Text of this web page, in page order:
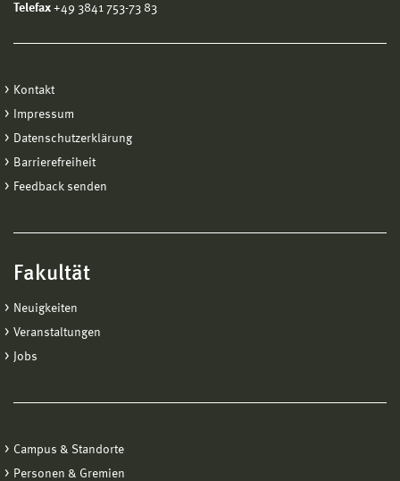
Telefax +49 3841 753-73 83
Kontakt
Impressum
Datenschutzerklärung
Barrierefreiheit
Feedback senden
Fakultät
Neuigkeiten
Veranstaltungen
Jobs
Campus & Standorte
Personen & Gremien